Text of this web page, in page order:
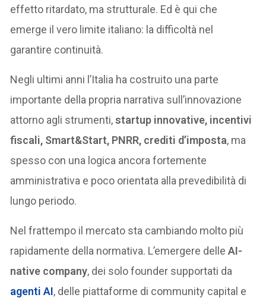
effetto ritardato, ma strutturale. Ed è qui che
emerge il vero limite italiano: la difficoltà nel
garantire continuità.
Negli ultimi anni l’Italia ha costruito una parte
importante della propria narrativa sull’innovazione
attorno agli strumenti,startup innovative, incentivi
fiscali, Smart&Start, PNRR, crediti d’imposta, ma
spesso con una logica ancora fortemente
amministrativa e poco orientata alla prevedibilità di
lungo periodo.
Nel frattempo il mercato sta cambiando molto più
rapidamente della normativa. L’emergere delleAI-
native company, dei solo founder supportati da
agenti AI, delle piattaforme di community capital e